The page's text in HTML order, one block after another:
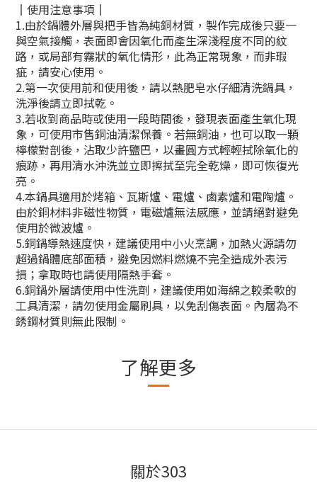
║使用注意事項║
1.由於鍋體外層與把手皆為純銅材質，製作完成後只要一
與空氣接觸，表面即會因氧化而產生深淺程度不同的紋
路，或局部有霧狀的氧化情形，此為正常現象，而非瑕
疵，請安心使用。
2.第一次使用前和使用後，請以熱肥皂水仔細清洗鍋具，
洗淨後請立即拭乾。
3.若收到商品時或使用一段時間後，發現表面產生氧化現
象，可使用市售銅油清潔保養。若無銅油，也可以取一顆
檸檬對剖後，沾取少許鹽巴，以畫圓方式輕輕拭除氧化的
痕跡，再用清水沖洗並立即擦拭至完全乾燥，即可恢復光
亮。
4.本鍋具適用於烤箱、瓦斯爐、電爐、鹵素爐和電陶爐。
由於銅材料非磁性物質，電磁爐無法感應，並請絕對避免
使用於微波爐。
5.銅鍋導熱速度快，建議使用中小火烹調，加熱火源請勿
超過鍋體底部面積，避免因燃料燃燒不完全造成外表污
損；拿取時也請使用隔熱手套。
6.銅鍋外層請使用中性洗劑，建議使用如海綿之較柔軟的
工具清潔，請勿使用金屬刷具，以免刮傷表面。內層為不
銹鋼材質則無此限制。
了解更多
關於303